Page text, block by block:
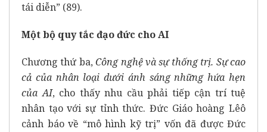
tái diễn” (89).
Một bộ quy tắc đạo đức cho AI
Chương thứ ba,Công nghệ và sự thống trị. Sự cao
cả của nhân loại dưới ánh sáng những hứa hẹn
của AI, cho thấy nhu cầu phải tiếp cận trí tuệ
nhân tạo với sự tỉnh thức. Đức Giáo hoàng Lêô
cảnh báo về “mô hình kỹ trị” vốn đã được Đức